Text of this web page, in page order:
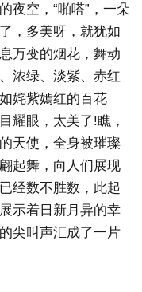
夜空，“啪嗒”，一朵
，多美呀，就犹如
万变的烟花，舞动
浓绿、淡紫、赤红
姹紫嫣红的百花
耀眼，太美了!瞧，
天使，全身被璀璨
起舞，向人们展现
经数不胜数，此起
示着日新月异的幸
尖叫声汇成了一片